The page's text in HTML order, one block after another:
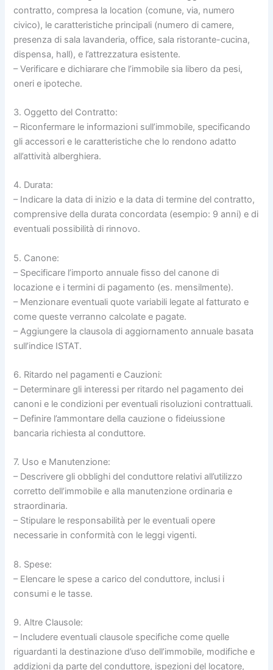
contratto, compresa la location (comune, via, numero
civico), le caratteristiche principali (numero di camere,
presenza di sala lavanderia, office, sala ristorante-cucina,
dispensa, hall), e l’attrezzatura esistente.
– Verificare e dichiarare che l’immobile sia libero da pesi,
oneri e ipoteche.
3. Oggetto del Contratto:
– Riconfermare le informazioni sull’immobile, specificando
gli accessori e le caratteristiche che lo rendono adatto
all’attività alberghiera.
4. Durata:
– Indicare la data di inizio e la data di termine del contratto,
comprensive della durata concordata (esempio: 9 anni) e di
eventuali possibilità di rinnovo.
5. Canone:
– Specificare l’importo annuale fisso del canone di
locazione e i termini di pagamento (es. mensilmente).
– Menzionare eventuali quote variabili legate al fatturato e
come queste verranno calcolate e pagate.
– Aggiungere la clausola di aggiornamento annuale basata
sull’indice ISTAT.
6. Ritardo nel pagamenti e Cauzioni:
– Determinare gli interessi per ritardo nel pagamento dei
canoni e le condizioni per eventuali risoluzioni contrattuali.
– Definire l’ammontare della cauzione o fideiussione
bancaria richiesta al conduttore.
7. Uso e Manutenzione:
– Descrivere gli obblighi del conduttore relativi all’utilizzo
corretto dell’immobile e alla manutenzione ordinaria e
straordinaria.
– Stipulare le responsabilità per le eventuali opere
necessarie in conformità con le leggi vigenti.
8. Spese:
– Elencare le spese a carico del conduttore, inclusi i
consumi e le tasse.
9. Altre Clausole:
– Includere eventuali clausole specifiche come quelle
riguardanti la destinazione d’uso dell’immobile, modifiche e
addizioni da parte del conduttore, ispezioni del locatore,